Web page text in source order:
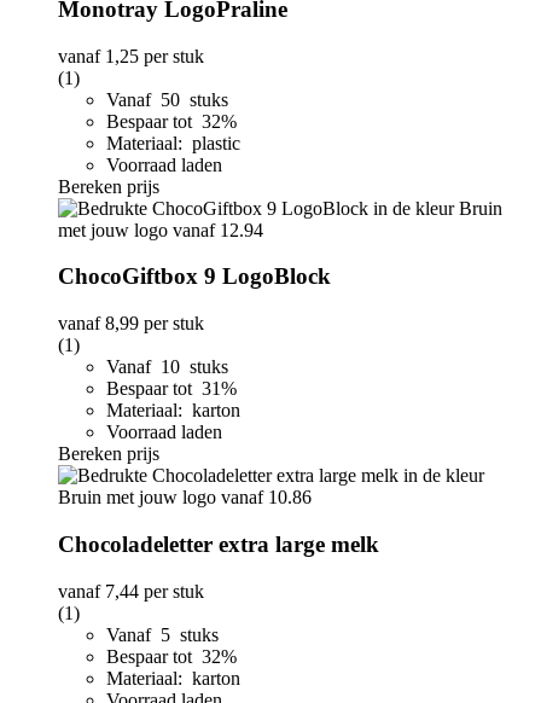
Monotray LogoPraline
vanaf 1,25 per stuk
(1)
Vanaf 50 stuks
Bespaar tot 32%
Materiaal: plastic
Voorraad laden
Bereken prijs
ChocoGiftbox 9 LogoBlock
vanaf8,99 per stuk
(1)
Vanaf 10 stuks
Bespaar tot 31%
Materiaal: karton
Voorraad laden
Bereken prijs
Chocoladeletter extra large melk
vanaf 7,44 per stuk
(1)
Vanaf 5 stuks
Bespaar tot 32%
Materiaal: karton